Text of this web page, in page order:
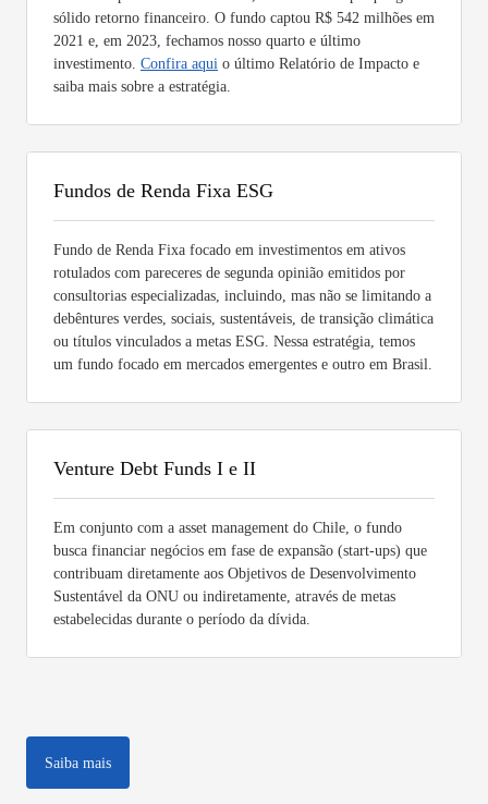
sólido retorno financeiro. O fundo captou R$ 542 milhões em
2021 e, em 2023, fechamos nosso quarto e último
investimento. Confira aqui o último Relatório de Impacto e
saiba mais sobre a estratégia.
Fundos de Renda Fixa ESG
Fundo de Renda Fixa focado em investimentos em ativos
rotulados com pareceres de segunda opinião emitidos por
consultorias especializadas, incluindo, mas não se limitando a
debêntures verdes, sociais, sustentáveis, de transição climática
ou títulos vinculados a metas ESG. Nessa estratégia, temos
um fundo focado em mercados emergentes e outro em Brasil.
Venture Debt Funds I e II
Em conjunto com a asset management do Chile, o fundo
busca financiar negócios em fase de expansão (start-ups) que
contribuam diretamente aos Objetivos de Desenvolvimento
Sustentável da ONU ou indiretamente, através de metas
estabelecidas durante o período da dívida.
Saiba mais